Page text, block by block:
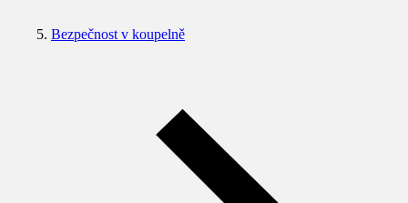
Bezpečnost v koupelně